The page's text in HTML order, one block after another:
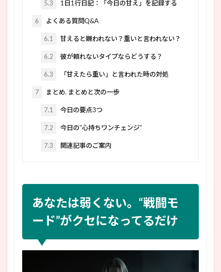
5.3 1日1行日記：「今日の甘え」を記録する
6 よくある質問Q&A
6.1 甘えると嫌われない？重いと言われない？
6.2 彼が頼れないタイプならどうする？
6.3 「甘えたら重い」と言われた時の対処
7 まとめ. まとめと次の一歩
7.1 今日の要点3つ
7.2 今日の“心持ちワンチェンジ”
7.3 関連記事のご案内
あなたは弱くない。“戦闘モ
ード”がクセになってるだけ